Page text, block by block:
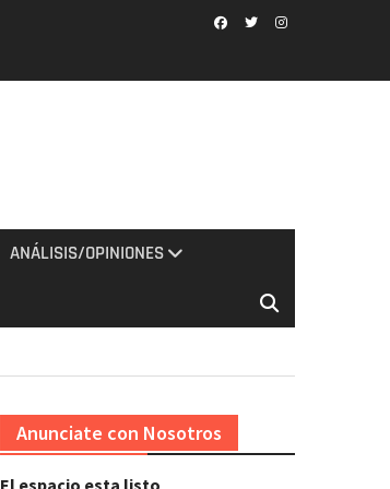
ANÁLISIS/OPINIONES
Anunciate con Nosotros
El espacio esta listo